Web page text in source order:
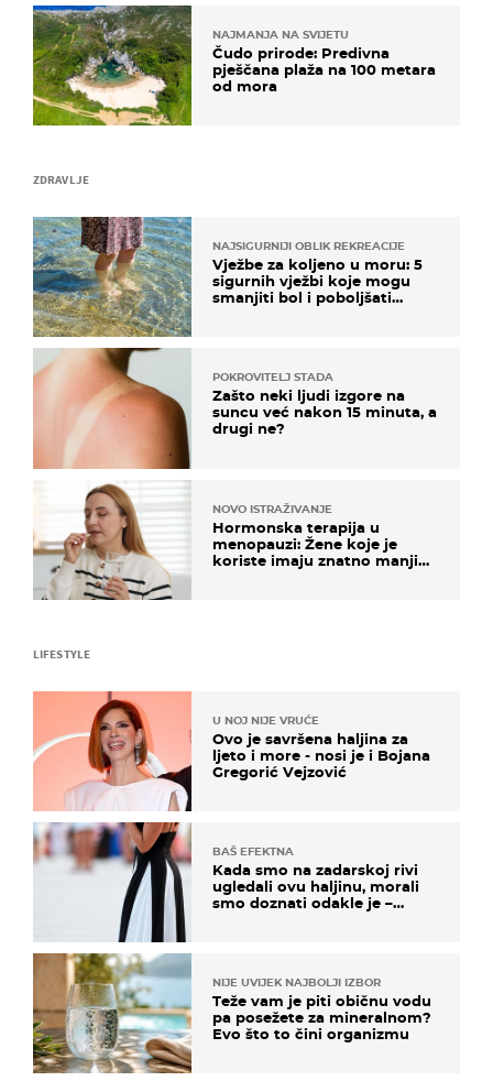
ZDRAVLJE
NAJSIGURNIJI OBLIK REKREACIJE
Vježbe za koljeno u moru: 5
sigurnih vježbi koje mogu
smanjiti bol i poboljšati
POKROVITELJ STADA
Zašto neki ljudi izgore na
suncu već nakon 15 minuta, a
drugi ne?
NOVO ISTRAŽIVANJE
Hormonska terapija u
menopauzi: Žene koje je
koriste imaju znatno manji
NAJMANJA NA SVIJETU
Čudo prirode: Predivna
pješčana plaža na 100 metara
od mora
LIFESTYLE
U NOJ NIJE VRUĆE
Ovo je savršena haljina za
ljeto i more - nosi je i Bojana
Gregorić Vejzović
BAŠ EFEKTNA
Kada smo na zadarskoj rivi
ugledali ovu haljinu, morali
smo doznati odakle je –
NIJE UVIJEK NAJBOLJI IZBOR
Teže vam je piti običnu vodu
pa posežete za mineralnom?
Evo što to čini organizmu